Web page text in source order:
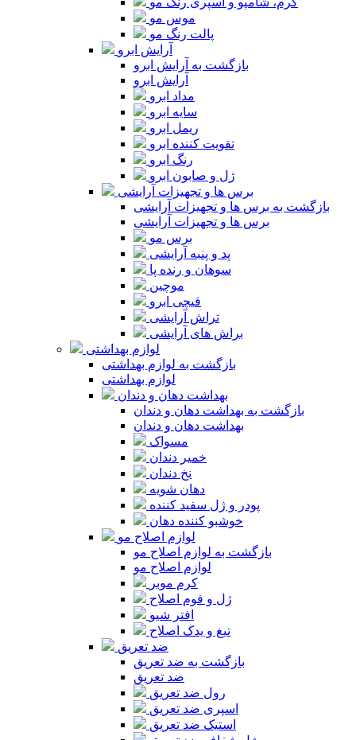
موس مو
پالت رنگ مو
آرایش ابرو
بازگشت به آرایش ابرو
آرایش ابرو
مداد ابرو
سایه ابرو
ریمل ابرو
تقویت کننده ابرو
رنگ ابرو
ژل و صابون ابرو
برس ها و تجهیزات آرایشی
بازگشت به برس ها و تجهیزات آرایشی
برس ها و تجهیزات آرایشی
برس مو
پد و پنبه آرایشی
سوهان و رنده پا
موچین
قیچی ابرو
تراش آرایشی
براش های آرایشی
لوازم بهداشتی
بازگشت به لوازم بهداشتی
لوازم بهداشتی
بهداشت دهان و دندان
بازگشت به بهداشت دهان و دندان
بهداشت دهان و دندان
مسواک
خمیر دندان
نخ دندان
دهان شویه
پودر و ژل سفید کننده
خوشبو کننده دهان
لوازم اصلاح مو
بازگشت به لوازم اصلاح مو
لوازم اصلاح مو
کرم موبر
ژل و فوم اصلاح
افتر شیو
تیغ و یدک اصلاح
ضد تعریق
بازگشت به ضد تعریق
ضد تعریق
رول ضد تعریق
اسپری ضد تعریق
استیک ضد تعریق